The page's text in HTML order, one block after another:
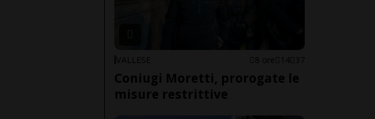
VALLESE 8 ore 14 37
Coniugi Moretti, prorogate le
misure restrittive